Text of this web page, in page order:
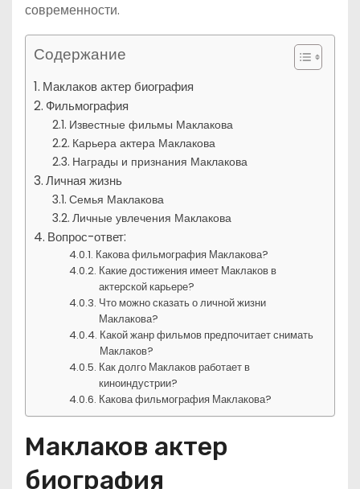
современности.
Содержание
Маклаков актер биография
Фильмография
Известные фильмы Маклакова
Карьера актера Маклакова
Награды и признания Маклакова
Личная жизнь
Семья Маклакова
Личные увлечения Маклакова
Вопрос-ответ:
Какова фильмография Маклакова?
Какие достижения имеет Маклаков в
актерской карьере?
Что можно сказать о личной жизни
Маклакова?
Какой жанр фильмов предпочитает снимать
Маклаков?
Как долго Маклаков работает в
киноиндустрии?
Какова фильмография Маклакова?
Маклаков актер
биография